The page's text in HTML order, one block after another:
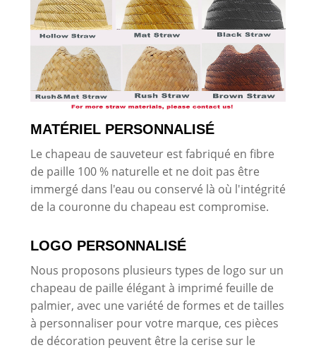
MATÉRIEL PERSONNALISÉ
Le chapeau de sauveteur est fabriqué en fibre
de paille 100 % naturelle et ne doit pas être
immergé dans l'eau ou conservé là où l'intégrité
de la couronne du chapeau est compromise.
LOGO PERSONNALISÉ
Nous proposons plusieurs types de logo sur un
chapeau de paille élégant à imprimé feuille de
palmier, avec une variété de formes et de tailles
à personnaliser pour votre marque, ces pièces
de décoration peuvent être la cerise sur le